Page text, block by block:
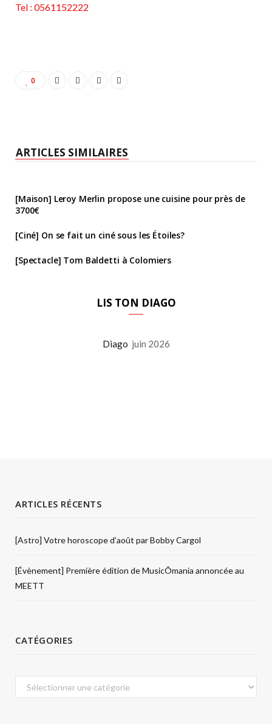
Tel : 0561152222
0
ARTICLES SIMILAIRES
[Maison] Leroy Merlin propose une cuisine pour près de
3700€
[Ciné] On se fait un ciné sous les Étoiles?
[Spectacle] Tom Baldetti à Colomiers
LIS TON DIAGO
Diago juin 2026
ARTICLES RÉCENTS
[Astro] Votre horoscope d’août par Bobby Cargol
[Évènement] Première édition de MusicÔmania annoncée au
MEETT
CATÉGORIES
Catégories